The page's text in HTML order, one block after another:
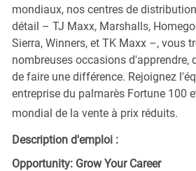
mondiaux, nos centres de
détail – TJ Maxx, Marshalls,
Sierra, Winners, et TK Maxx –, vous
nombreuses occasions d'apprendre,
de faire une différence. Rejoignez
entreprise du palmarès Fortune 100
mondial de la vente à prix réduits.
Description d'emploi :
Opportunity: Grow Your Career